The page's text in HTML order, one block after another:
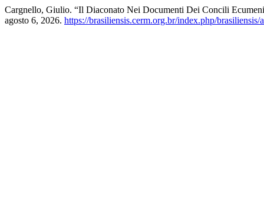
Cargnello, Giulio. “Il Diaconato Nei Documenti Dei Concili
agosto 6, 2026. https://brasiliensis.cerm.org.br/index.php/